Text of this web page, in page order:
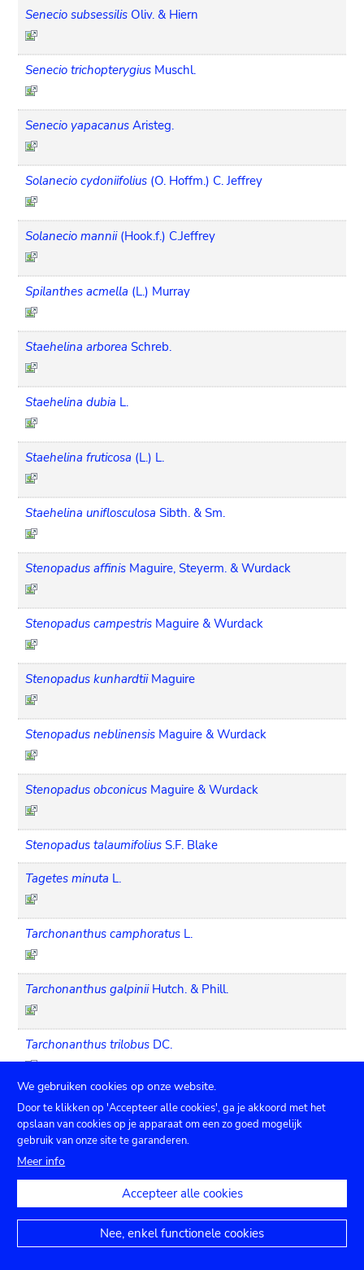
Senecio subsessilis Oliv. & Hiern
Senecio trichopterygius Muschl.
Senecio yapacanus Aristeg.
Solanecio cydoniifolius (O. Hoffm.) C. Jeffrey
Solanecio mannii (Hook.f.) C.Jeffrey
Spilanthes acmella (L.) Murray
Staehelina arborea Schreb.
Staehelina dubia L.
Staehelina fruticosa (L.) L.
Staehelina uniflosculosa Sibth. & Sm.
Stenopadus affinis Maguire, Steyerm. & Wurdack
Stenopadus campestris Maguire & Wurdack
Stenopadus kunhardtii Maguire
Stenopadus neblinensis Maguire & Wurdack
Stenopadus obconicus Maguire & Wurdack
Stenopadus talaumifolius S.F. Blake
Tagetes minuta L.
Tarchonanthus camphoratus L.
Tarchonanthus galpinii Hutch. & Phill.
Tarchonanthus trilobus DC.
Tessaria integrifolia Ruiz & Pav.
Thymophylla acerosa
Tilesia baccata (L.) Pruski
Tithonia diversifolia (Hemsl.) A. Gray
We gebruiken cookies op onze website.
Door te klikken op 'Accepteer alle cookies', ga je akkoord met het
opslaan van cookies op je apparaat om een zo goed mogelijk
gebruik van onze site te garanderen.
Meer info
Accepteer alle cookies
Nee, enkel functionele cookies